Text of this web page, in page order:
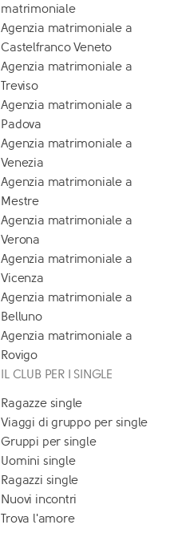
matrimoniale
Agenzia matrimoniale a
Castelfranco Veneto
Agenzia matrimoniale a
Treviso
Agenzia matrimoniale a
Padova
Agenzia matrimoniale a
Venezia
Agenzia matrimoniale a
Mestre
Agenzia matrimoniale a
Verona
Agenzia matrimoniale a
Vicenza
Agenzia matrimoniale a
Belluno
Agenzia matrimoniale a
Rovigo
IL CLUB PER I SINGLE
Ragazze single
Viaggi di gruppo per single
Gruppi per single
Uomini single
Ragazzi single
Nuovi incontri
Trova l'amore